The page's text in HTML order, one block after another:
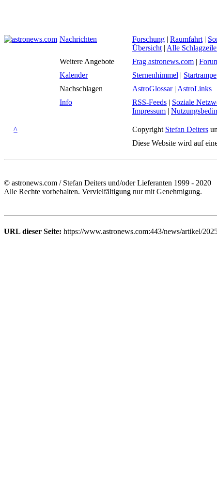
Nachrichten Forschung | Raumfahrt |
Übersicht | Alle
Weitere Angebote
Frag astronews.com |
Kalender
Sternenhimmel | Startrampe
Nachschlagen
AstroGlossar| AstroLinks
Info
RSS-Feeds | Soziale
Impressum |
^ Copyright Stefan Deiters
Diese Website wird auf
© astronews.com / Stefan Deiters und/oder Lieferanten 1999 - 2020
Alle Rechte vorbehalten. Vervielfältigung nur mit Genehmigung.
URL dieser Seite: https://www.astronews.com:443/news/artikel/